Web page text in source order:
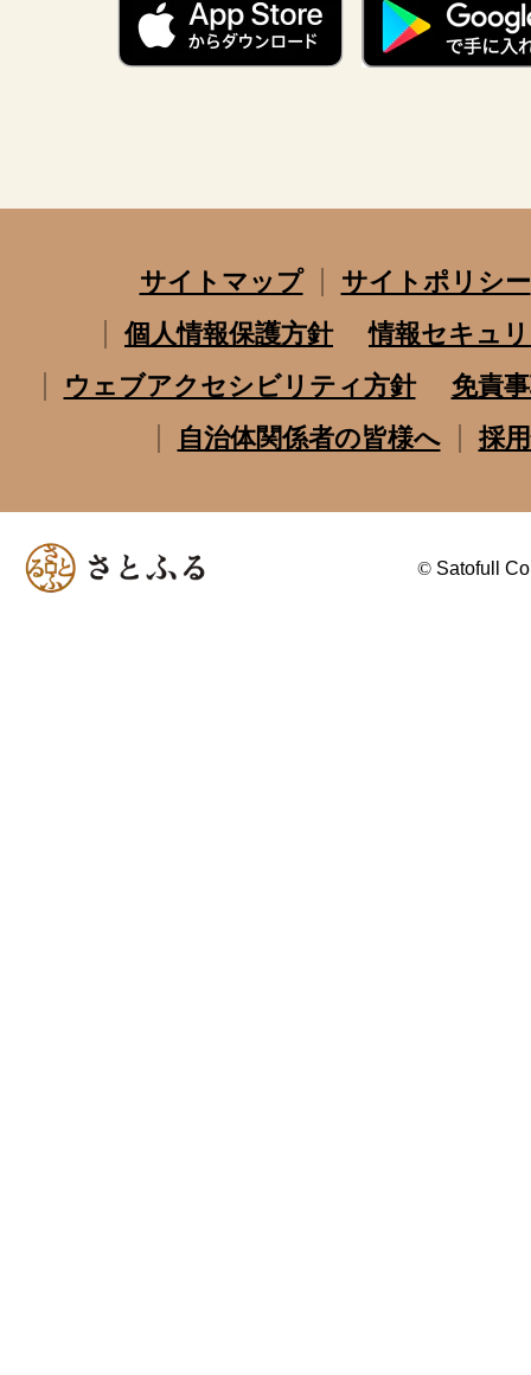
サイトマップ
サイトポリシー
個人情報保護方針
情報セキュ
ウェブアクセシビリティ方針
免責
自治体関係者の皆様へ
採
© Satofull